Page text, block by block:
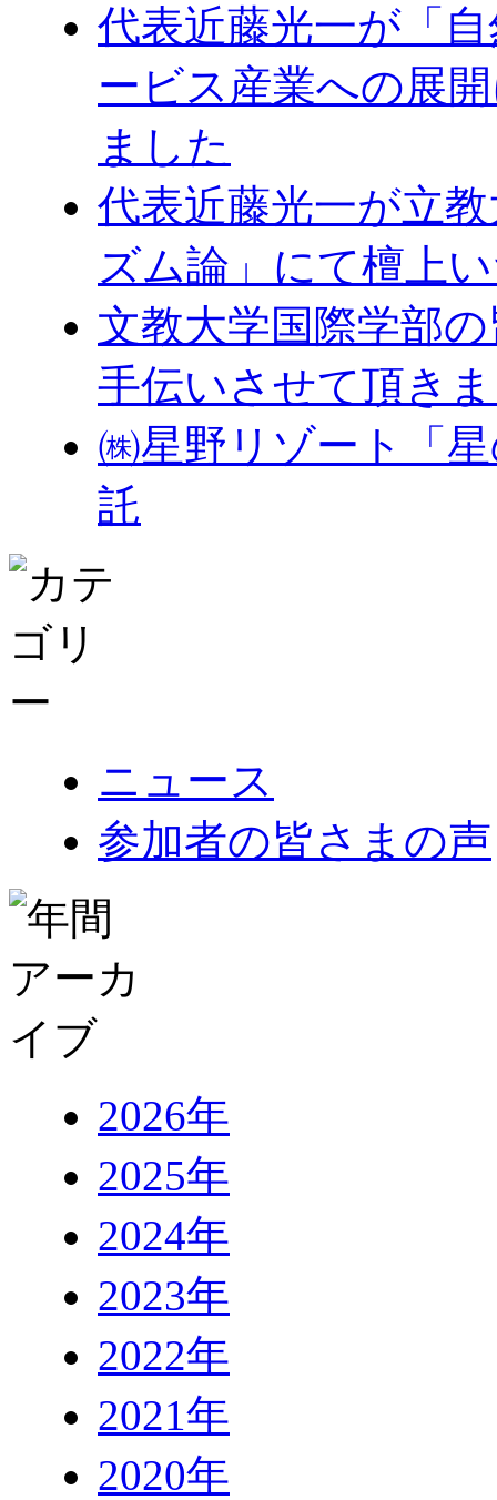
代表近藤光一が「
ービス産業への展
ました
代表近藤光一が立
ズム論」にて檀上
文教大学国際学部
手伝いさせて頂き
㈱星野リゾート「
託
ニュース
参加者の皆さまの声
2026年
2025年
2024年
2023年
2022年
2021年
2020年